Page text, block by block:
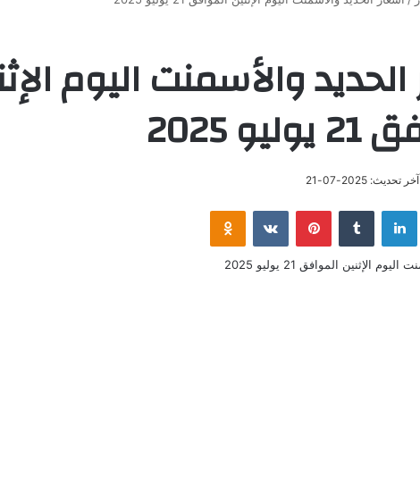
والأسمنت اليوم
2025
آخر تحديث: 2025-07-21
لينكدإن بينتيريست